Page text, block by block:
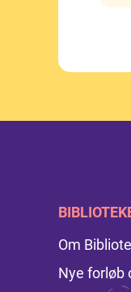
Om
Nye forløb